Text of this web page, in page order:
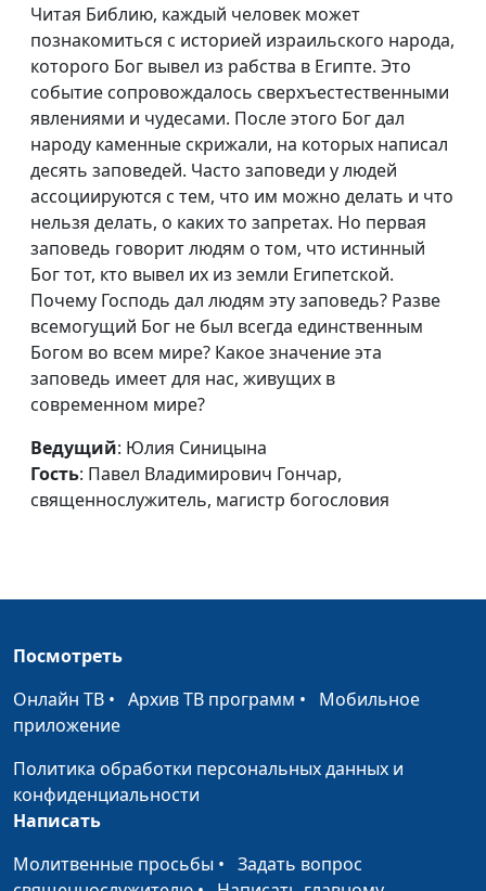
священнослужитель,
магистр богословия
Как узнать истину?
Юлия Синицына,
Виталий Киссер,
священнослужитель
У кого находится истина?
Юлия Синицына,
Виталий Киссер,
священнослужитель
Отношение Бога к
сплетням
Юлия Синицына,
Виталий Киссер,
священнослужитель
Важность произнесенных
слов
Юлия Синицына,
Вмешиваться ли в чужие
дела?
Юлия Синицына,
Виталий Киссер,
Виталий Киссер,
Благословения Бога
Виталий Киссер,
Кого прощает Бог?
Юлия Синицына,
Сила в смирении
Юлия Синицына,
Читая Библию, каждый человек может
познакомиться с историей израильского народа,
которого Бог вывел из рабства в Египте. Это
событие сопровождалось сверхъестественными
явлениями и чудесами. После этого Бог дал
народу каменные скрижали, на которых написал
десять заповедей. Часто заповеди у людей
ассоциируются с тем, что им можно делать и что
нельзя делать, о каких то запретах. Но первая
заповедь говорит людям о том, что истинный
Бог тот, кто вывел их из земли Египетской.
Почему Господь дал людям эту заповедь? Разве
всемогущий Бог не был всегда единственным
Богом во всем мире? Какое значение эта
заповедь имеет для нас, живущих в
современном мире?
Ведущий: Юлия Синицына
Гость: Павел Владимирович Гончар,
священнослужитель, магистр богословия
Посмотреть
Онлайн ТВ • Архив ТВ программ • Мобильное
приложение
Политика обработки персональных данных и
конфиденциальности
Написать
Молитвенные просьбы • Задать вопрос